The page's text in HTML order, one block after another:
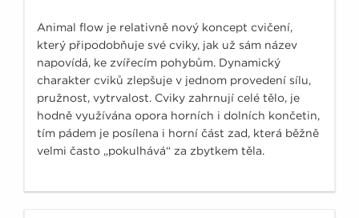
Animal flow je relativně nový koncept cvičení,
který připodobňuje své cviky, jak už sám název
napovídá, ke zvířecím pohybům. Dynamický
charakter cviků zlepšuje v jednom provedení sílu,
pružnost, vytrvalost. Cviky zahrnují celé tělo, je
hodně využívána opora horních i dolních končetin,
tím pádem je posílena i horní část zad, která běžně
velmi často „pokulhává“ za zbytkem těla.